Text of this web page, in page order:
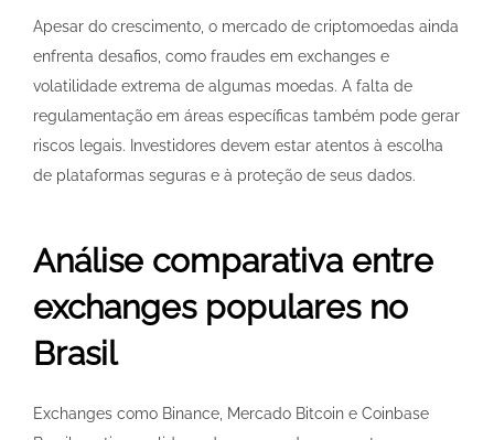
Apesar do crescimento, o mercado de criptomoedas ainda
enfrenta desafios, como fraudes em exchanges e
volatilidade extrema de algumas moedas. A falta de
regulamentação em áreas específicas também pode gerar
riscos legais. Investidores devem estar atentos à escolha
de plataformas seguras e à proteção de seus dados.
Análise comparativa entre
exchanges populares no
Brasil
Exchanges como Binance, Mercado Bitcoin e Coinbase